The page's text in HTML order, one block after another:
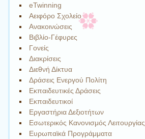
eTwinning
Αειφόρο Σχολείο
Ανακοινώσεις
Βιβλίο-Γέφυρες
Γονείς
Διακρίσεις
Διεθνή Δίκτυα
Δράσεις Ενεργού Πολίτη
Εκπαιδευτικές Δράσεις
Εκπαιδευτικοί
Εργαστήρια Δεξιοτήτων
Εσωτερικός Κανονισμός Λειτουργίας
Ευρωπαϊκά Προγράμματα